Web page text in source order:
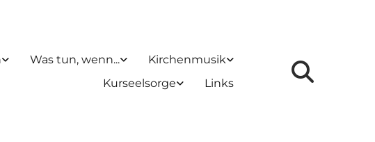
Was tun, wenn...
Kirchenmusik
Kurseelsorge
Links